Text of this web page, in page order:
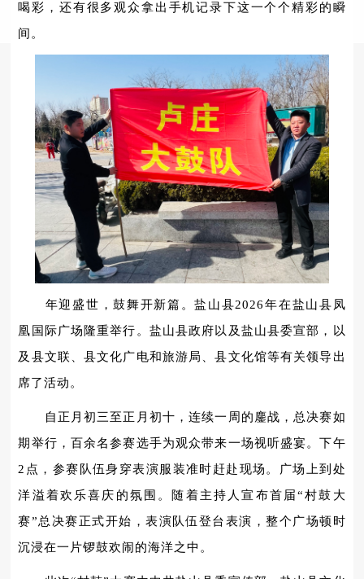
喝彩，还有很多观众拿出手机记录下这一个个精彩的瞬
间。
年迎盛世，鼓舞开新篇。盐山县2026年在盐山县凤
凰国际广场隆重举行。盐山县政府以及盐山县委宣部，以
及县文联、县文化广电和旅游局、县文化馆等有关领导出
席了活动。
自正月初三至正月初十，连续一周的鏖战，总决赛如
期举行，百余名参赛选手为观众带来一场视听盛宴。下午
2点，参赛队伍身穿表演服装准时赶赴现场。广场上到处
洋溢着欢乐喜庆的氛围。随着主持人宣布首届“村鼓大
赛”总决赛正式开始，表演队伍登台表演，整个广场顿时
沉浸在一片锣鼓欢闹的海洋之中。